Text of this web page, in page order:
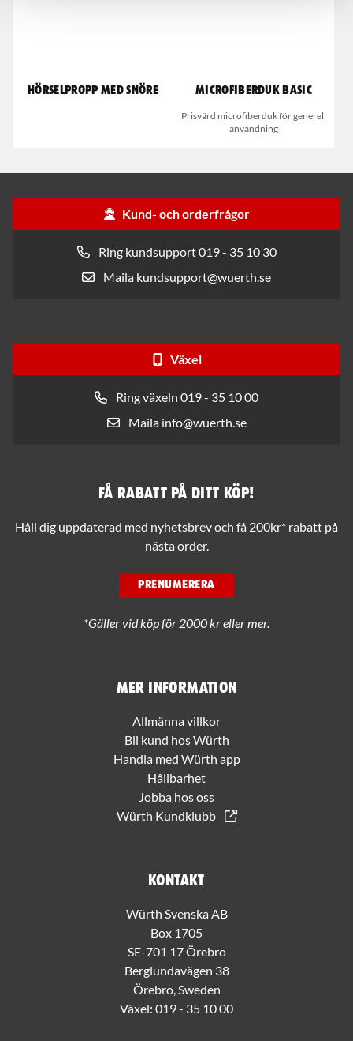
Hörselpropp med snöre Microfiberduk Basic
Prisvärd microfiberduk för generell
användning
Kund- och orderfrågor
Ring kundsupport 019 - 35 10 30
Maila kundsupport@wuerth.se
Växel
Ring växeln 019 - 35 10 00
Maila info@wuerth.se
Mer information
Allmänna villkor
Bli kund hos Würth
Handla med Würth app
Hållbarhet
Jobba hos oss
Würth Kundklubb
Kontakt
Würth Svenska AB
Box 1705
SE-701 17 Örebro
Berglundavägen 38
Örebro, Sweden
Växel: 019 - 35 10 00
Få rabatt på ditt köp!
Håll dig uppdaterad med nyhetsbrev och få 200kr* rabatt på
nästa order.
PRENUMERERA
*Gäller vid köp för 2000 kr eller mer.